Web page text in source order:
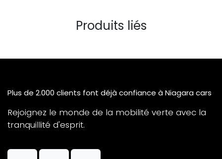
Produits liés
Plus de 2.000 clients font déjà confiance à Niagara cars
Rejoignez le monde de la mobilité verte avec la
tranquillité d'esprit.